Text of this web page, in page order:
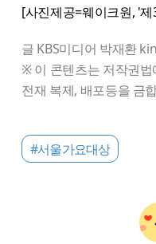
[사진제공=웨이크원, '
글 KBS미디어 박재환
※ 이 콘텐츠는 저작권
전재 복제, 배포등을 금
#서울가요대상